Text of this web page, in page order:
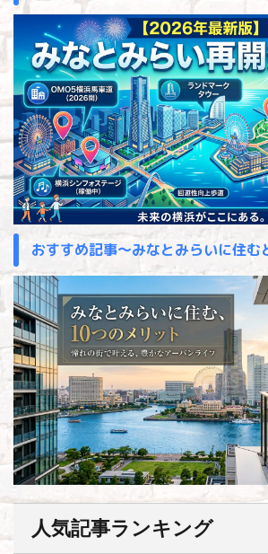
おすすめ記事～みなとみらいに住む
人気記事ランキング